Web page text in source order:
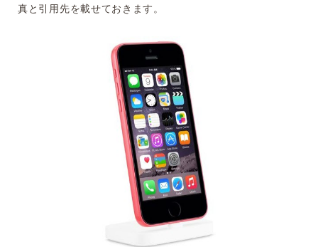
真と引用先を載せておきます。